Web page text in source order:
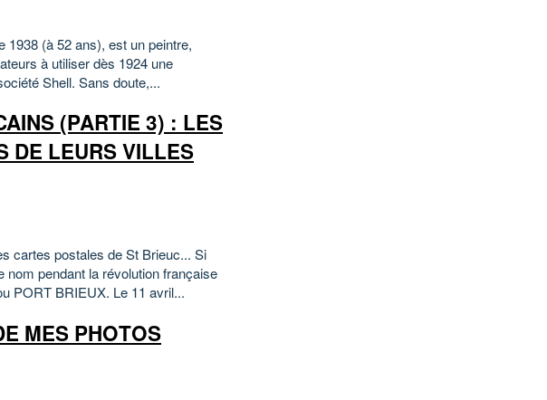
1938 (à 52 ans), est un peintre,
à utiliser dès 1924 une
Shell. Sans doute,...
(PARTIE 3) : LES
DE LEURS VILLES
cartes postales de St Brieuc... Si
pendant la révolution française
PORT BRIEUX. Le 11 avril...
MES PHOTOS